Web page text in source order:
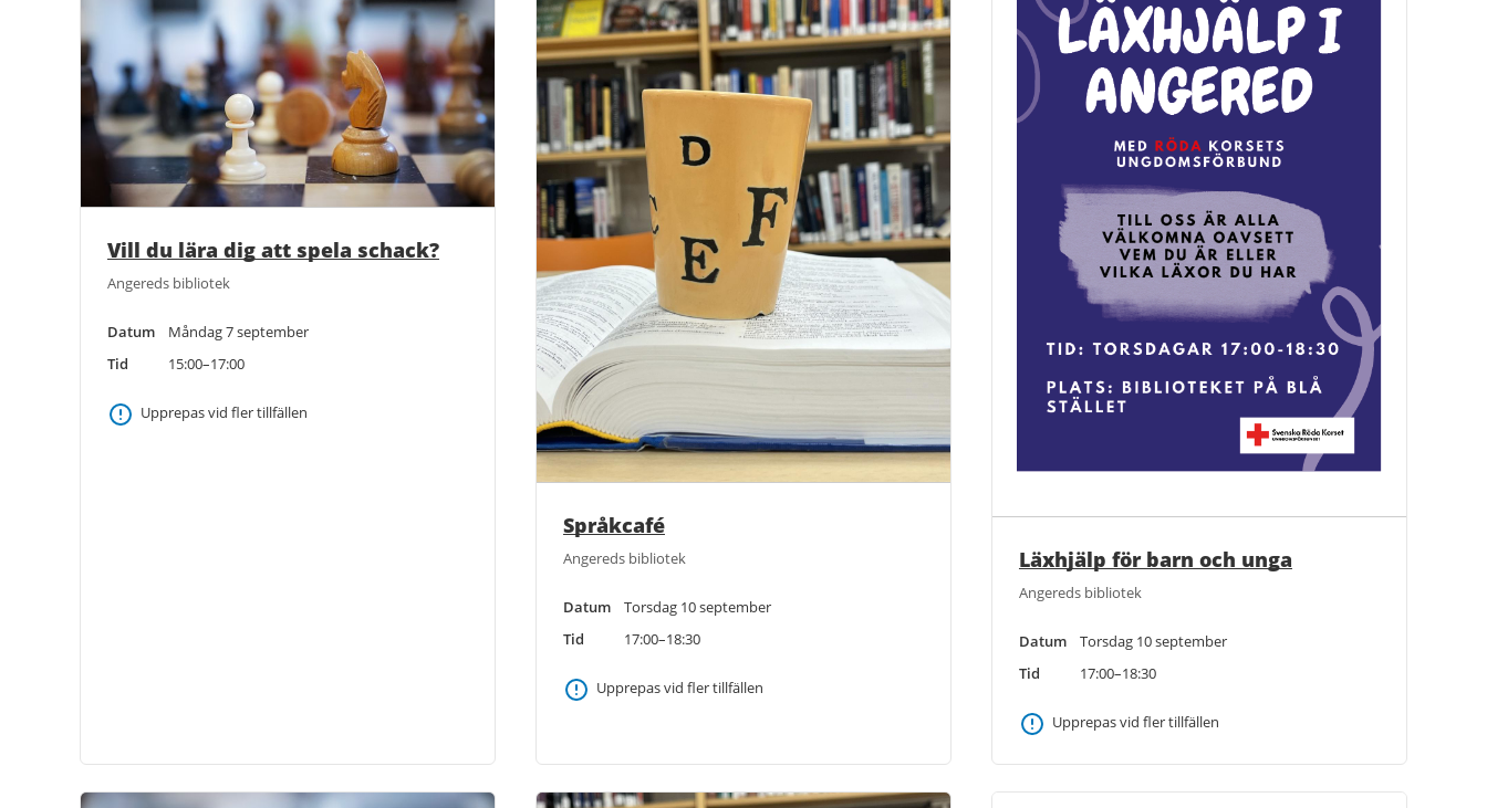
Vill du lära dig att spela schack?
Angereds bibliotek
Datum
Måndag 7 september
Tid
15:00–17:00
Upprepas vid fler tillfällen
Språkcafé
Angereds bibliotek
Datum
Torsdag 10 september
Tid
17:00–18:30
Upprepas vid fler tillfällen
Läxhjälp för barn och unga
Angereds bibliotek
Datum
Torsdag 10 september
Tid
17:00–18:30
Upprepas vid fler tillfällen